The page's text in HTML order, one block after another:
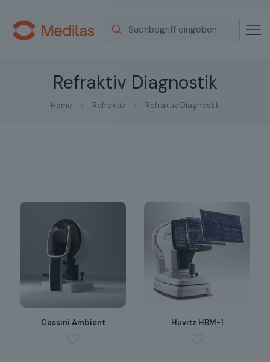
Refraktiv Diagnostik
Home Refraktiv Refraktiv Diagnostik
Cassini Ambient Huvitz HBM-1